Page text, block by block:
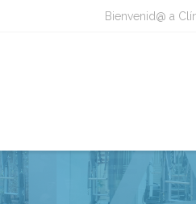
Bienvenid@ a